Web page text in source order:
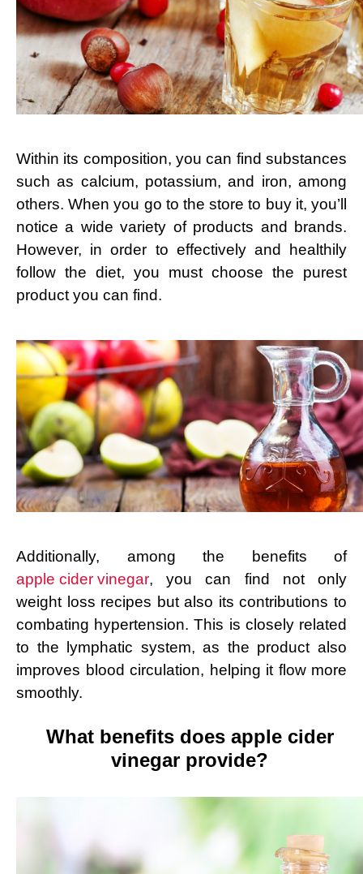
Within its composition, you can find substances
such as calcium, potassium, and iron, among
others. When you go to the store to buy it, you’ll
notice a wide variety of products and brands.
However, in order to effectively and healthily
follow the diet, you must choose the purest
product you can find.
Additionally, among the benefits of
apple cider vinegar, you can find not only
weight loss recipes but also its contributions to
combating hypertension. This is closely related
to the lymphatic system, as the product also
improves blood circulation, helping it flow more
smoothly.
What benefits does apple cider
vinegar provide?